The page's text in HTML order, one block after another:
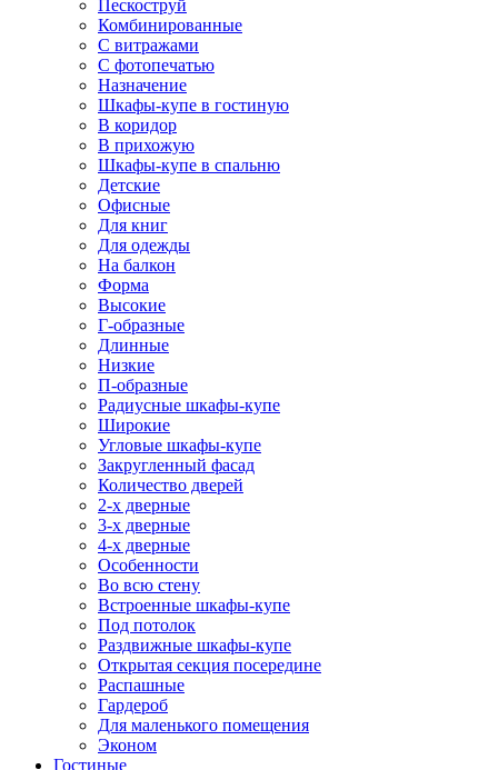
Пескоструй
Комбинированные
С витражами
С фотопечатью
Назначение
Шкафы-купе в гостиную
В коридор
В прихожую
Шкафы-купе в спальню
Детские
Офисные
Для книг
Для одежды
На балкон
Форма
Высокие
Г-образные
Длинные
Низкие
П-образные
Радиусные шкафы-купе
Широкие
Угловые шкафы-купе
Закругленный фасад
Количество дверей
2-х дверные
3-х дверные
4-х дверные
Особенности
Во всю стену
Встроенные шкафы-купе
Под потолок
Раздвижные шкафы-купе
Открытая секция посередине
Распашные
Гардероб
Для маленького помещения
Эконом
Гостиные